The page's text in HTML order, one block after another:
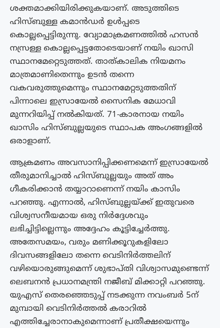
ശക്തമാക്കിയിരിക്കുകയാണ്. അടുത്തിടെ
ഹിസ്ബുള്ള കമാൻഡർ ഉൾപ്പടെ
കൊല്ലപ്പെട്ടിരുന്നു. വ്യോമാക്രമണത്തിൽ‌ ഹസൻ
നസ്രള്ള കൊല്ലപ്പെട്ടതോടെയാണ് നയിം ഖാസി
സ്ഥാനമേറ്റെടുത്തത്. താത്കാലിക നിയമനം
മാത്രമാണിതെന്നും ഉടൻ തന്നെ
വകവരുത്തുമെന്നും സ്ഥാനമേറ്റടുത്തതിന്
പിന്നാലെ ഇസ്രായേൽ സൈനിക മേധാവി
മുന്നറിയിപ്പ് നൽകിയത്. 71-കാരനായ നയിം
ഖാസിം ഹിസ്ബുല്ലയുടെ സ്ഥാപക അം​ഗങ്ങളിൽ
ഒരാളാണ്.
ആക്രമണം അവസാനിപ്പിക്കണമെന്ന് ഇസ്രായേൽ
തീരുമാനിച്ചാൽ ഹിസ്ബുല്ലയും അത് അം​
ഗീകരിക്കാൻ തയ്യാറാണെന്ന് നയിം കാസിം
പറഞ്ഞു. എന്നാൽ, ഹിസ്ബുല്ലയ്ക്ക് ഇതുവരെ
വിശ്വസനീയമായ ഒരു നിർദ്ദേശവും
ലഭിച്ചിട്ടില്ലെന്നും അദ്ദേഹം കൂട്ടിച്ചേർത്തു.
അതേസമയം, വരും മണിക്കൂറുകളിലോ
ദിവസങ്ങളിലോ തന്നെ വെടിനിർത്തലിന്
വഴിയൊരുങ്ങുമെന്ന് ശുഭാപ്തി വിശ്വാസമുണ്ടെന്ന്
ലെബനൻ പ്രധാനമന്ത്രി നജീബ് മിക്കാറ്റി പറഞ്ഞു.
യുഎസ് തെരഞ്ഞെടുപ്പ് നടക്കുന്ന നവംബർ 5ന്
മുമ്പായി വെടിനിർത്തൽ കരാറിൽ
എത്തിച്ചേരാനാകുമെന്നാണ് പ്രതീക്ഷയെന്നും